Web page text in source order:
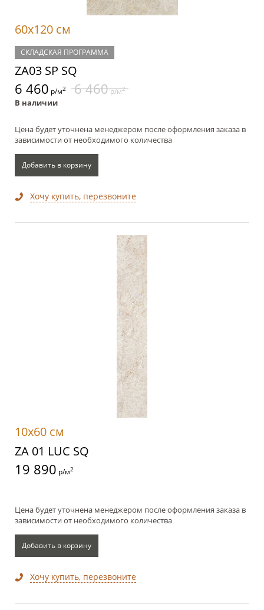
60x120 см
СКЛАДСКАЯ ПРОГРАММА
ZA03 SP SQ
6 460 р/м2 6 460р/м2
В наличии
Цена будет уточнена менеджером после оформления заказа в
зависимости от необходимого количества
Добавить в корзину
Хочу купить, перезвоните
10x60 см
ZA 01 LUC SQ
19 890 р/м2
Цена будет уточнена менеджером после оформления заказа в
зависимости от необходимого количества
Добавить в корзину
Хочу купить, перезвоните